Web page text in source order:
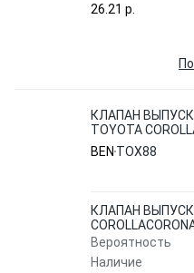
26.21 p.
КЛАПАН
TOYOTA
TOX88 BEN
BEN TOX88
КЛАПАН
Вероятность
Наличие